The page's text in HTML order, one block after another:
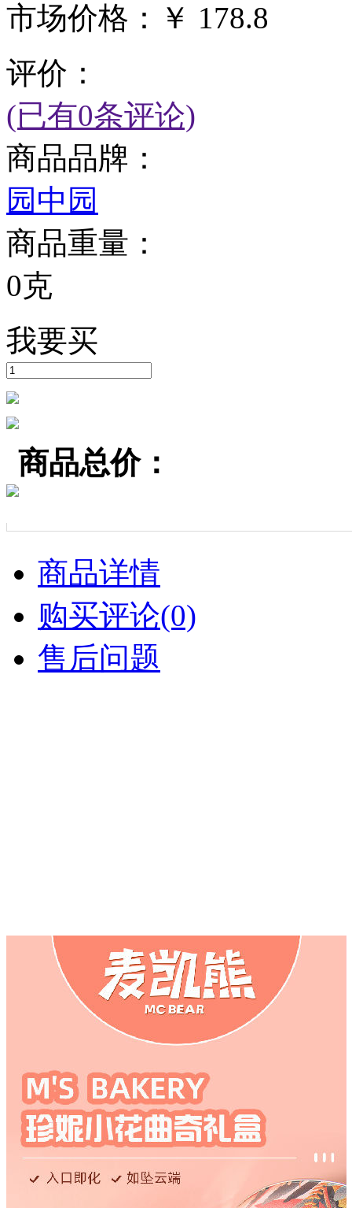
市场价格：
￥ 178.8
评价：
(已有0条评论)
商品品牌：
园中园
商品重量：
0克
我要买
商品总价：
商品详情
购买评论(0)
售后问题